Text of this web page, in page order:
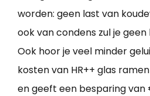
worden: geen last van
ook van condens zul je
Ook hoor je veel minder
kosten van HR++ glas
en geeft een besparing